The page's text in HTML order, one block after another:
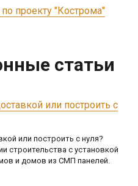
проекту "Кострома"
статьи
или построить с
или построить с нуля?
строительства с установкой
и домов из СМП панелей.